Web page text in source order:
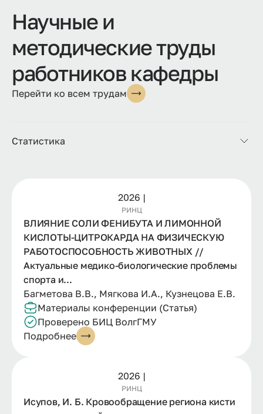
Научные и
методические труды
работников кафедры
Перейти ко всем трудам
Статистика
2026 |
РИНЦ
ВЛИЯНИЕ СОЛИ ФЕНИБУТА И ЛИМОННОЙ
КИСЛОТЫ-ЦИТРОКАРДА НА ФИЗИЧЕСКУЮ
РАБОТОСПОСОБНОСТЬ ЖИВОТНЫХ //
Актуальные медико-биологические проблемы
спорта и...
Багметова В.В., Мягкова И.А., Кузнецова Е.В.
Материалы конференции (Статья)
Проверено БИЦ ВолгГМУ
Подробнее
2026 |
РИНЦ
Исупов, И. Б. Кровообращение региона кисти